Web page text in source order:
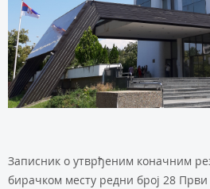
Записник о утврђеним коначним
бирачком месту редни број 28